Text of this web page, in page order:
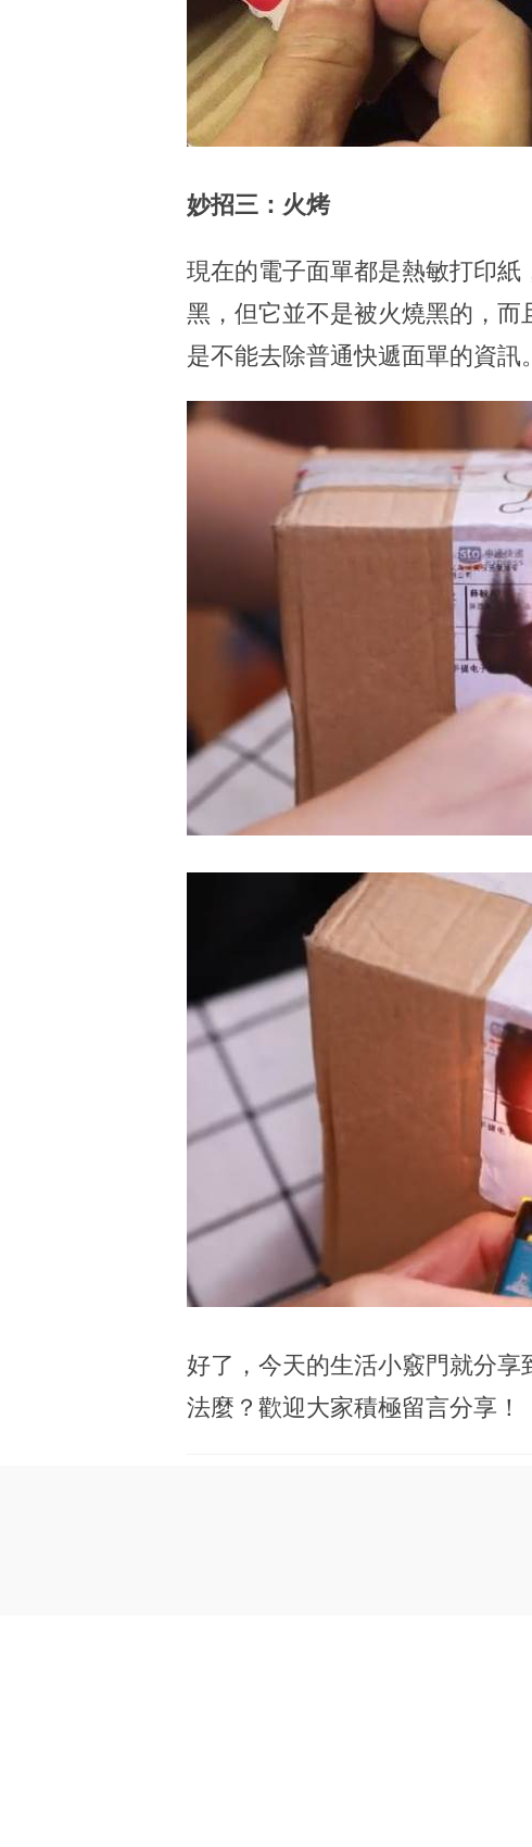
妙招三：火烤
現在的電子面單都是熱敏打印
黑，但它並不是被火燒黑的，
是不能去除普通快遞面單的資訊。
好了，今天的生活小竅門就分
法麼？歡迎大家積極留言分享！